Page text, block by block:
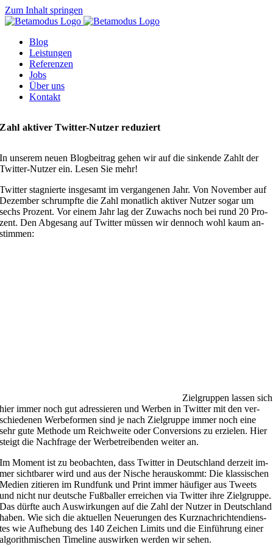
Zum Inhalt springen
Blog
Leis­tun­gen
Re­fe­ren­zen
Jobs
Über uns
Kon­takt
Zahl ak­ti­ver Twi­t­­ter-Nu­t­­zer re­du­ziert
In un­se­rem neu­en Blog­bei­trag ge­hen wir auf die sin­ken­de Zahlt der
Twit­ter-Nut­zer ein. Le­sen Sie mehr!
Twit­ter sta­gnier­te ins­ge­samt im ver­gan­ge­nen Jahr. Von No­vem­ber auf
De­zem­ber schrumpf­te die Zahl mo­nat­lich ak­ti­ver Nut­zer so­gar um
sechs Pro­zent. Vor ei­nem Jahr lag der Zu­wachs noch bei rund 20 Pro­
zent. Den Ab­ge­sang auf Twit­ter müs­sen wir den­noch wohl kaum an­
stim­men:
Ziel­grup­pen las­sen sich
hier im­mer noch gut adres­sie­ren und Wer­ben in Twit­ter mit den ver­
schie­de­nen Wer­be­for­men sind je nach Ziel­grup­pe im­mer noch eine
sehr gute Me­tho­de um Reich­wei­te oder Con­ver­si­ons zu er­zie­len. Hier
steigt die Nach­fra­ge der Wer­be­trei­ben­den wei­ter an.
Im Mo­ment ist zu be­ob­ach­ten, dass Twit­ter in Deutsch­land der­zeit im­
mer sicht­ba­rer wird und aus der Ni­sche her­aus­kommt: Die klas­si­schen
Me­di­en zi­tie­ren im Rund­funk und Print im­mer häu­fi­ger aus Tweets
und nicht nur deut­sche Fuß­bal­ler er­rei­chen via Twit­ter ihre Ziel­grup­pe.
Das dürf­te auch Aus­wir­kun­gen auf die Zahl der Nut­zer in Deutsch­land
ha­ben. Wie sich die ak­tu­el­len Neue­run­gen des Kurz­nach­rich­ten­diens­
tes wie Auf­he­bung des 140 Zei­chen Li­mits und die Ein­füh­rung ei­ner
al­go­rith­mi­schen Time­line aus­wir­ken wer­den wir se­hen.